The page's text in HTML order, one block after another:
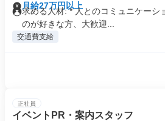
月給27万円以上
求める人材: * 人とのコミュニケーシ
のが好きな方、大歓迎...
交通費支給
正社員
イベントPR・案内スタッフ